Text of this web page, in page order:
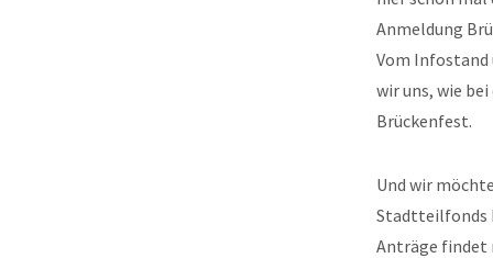
Anmeldung
Vom Infostand
wir uns, wie
Brückenfest.
Und wir
Stadtteilfonds
Anträge findet